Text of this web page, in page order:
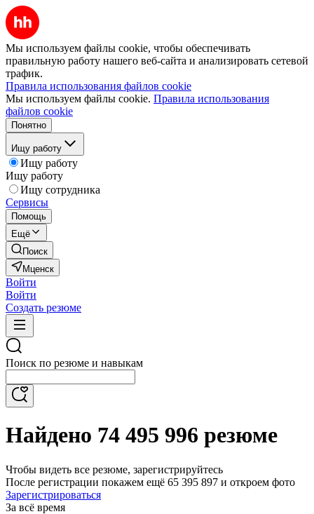
Мы используем файлы cookie, чтобы обеспечивать
правильную работу нашего веб-сайта и анализировать сетевой
трафик.
Правила использования файлов cookie
Мы используем файлы cookie. Правила использования
файлов cookie
Понятно
Ищу работу
Ищу работу
Ищу работу
Ищу сотрудника
Сервисы
Помощь
Ещё
Поиск
Мценск
Войти
Войти
Создать резюме
Поиск по резюме и навыкам
Найдено 74 495 996 резюме
Чтобы видеть все резюме, зарегистрируйтесь
После регистрации покажем ещё 65 395 897 и откроем фото
Зарегистрироваться
За всё время